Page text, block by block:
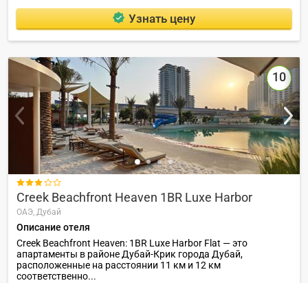
Узнать цену
10

Creek Beachfront Heaven 1BR Luxe Harbor
ОАЭ, Дубай
Описание отеля
Creek Beachfront Heaven: 1BR Luxe Harbor Flat — это
апартаменты в районе Дубай-Крик города Дубай,
расположенные на расстоянии 11 км и 12 км
соответственно...